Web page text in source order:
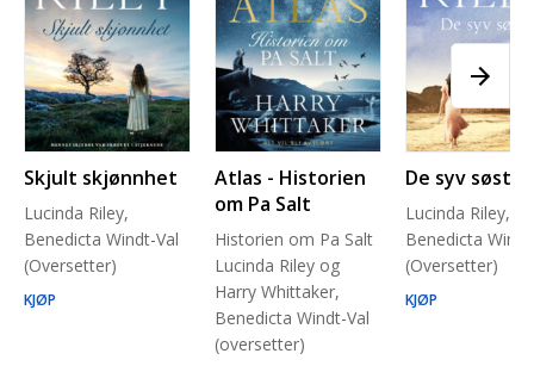
Skjult skjønnhet
Lucinda Riley,
Benedicta Windt-Val
(Oversetter)
KJØP
Atlas - Historien
om Pa Salt
Historien om Pa Salt
Lucinda Riley og
Harry Whittaker,
Benedicta Windt-Val
(oversetter)
De syv søstre
Lucinda Riley,
Benedicta
(Oversetter)
KJØP